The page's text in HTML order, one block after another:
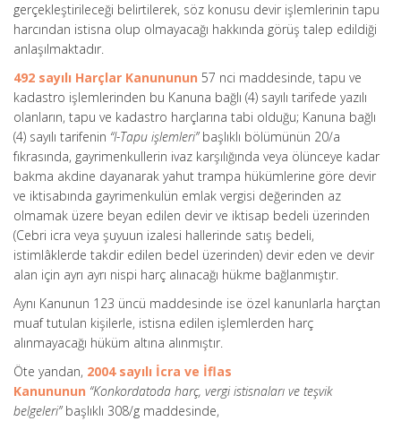
gerçekleştirileceği belirtilerek, söz konusu devir işlemlerinin tapu
harcından istisna olup olmayacağı hakkında görüş talep edildiği
anlaşılmaktadır.
492 sayılı Harçlar Kanununun 57 nci maddesinde, tapu ve
kadastro işlemlerinden bu Kanuna bağlı (4) sayılı tarifede yazılı
olanların, tapu ve kadastro harçlarına tabi olduğu; Kanuna bağlı
(4) sayılı tarifenin “I-Tapu işlemleri”başlıklı bölümünün 20/a
fıkrasında, gayrimenkullerin ivaz karşılığında veya ölünceye kadar
bakma akdine dayanarak yahut trampa hükümlerine göre devir
ve iktisabında gayrimenkulün emlak vergisi değerinden az
olmamak üzere beyan edilen devir ve iktisap bedeli üzerinden
(Cebri icra veya şuyuun izalesi hallerinde satış bedeli,
istimlâklerde takdir edilen bedel üzerinden) devir eden ve devir
alan için ayrı ayrı nispi harç alınacağı hükme bağlanmıştır.
Aynı Kanunun 123 üncü maddesinde ise özel kanunlarla harçtan
muaf tutulan kişilerle, istisna edilen işlemlerden harç
alınmayacağı hüküm altına alınmıştır.
Öte yandan, 2004 sayılı İcra ve İflas
Kanununun “Konkordatoda harç, vergi istisnaları ve teşvik
belgeleri”başlıklı 308/g maddesinde,